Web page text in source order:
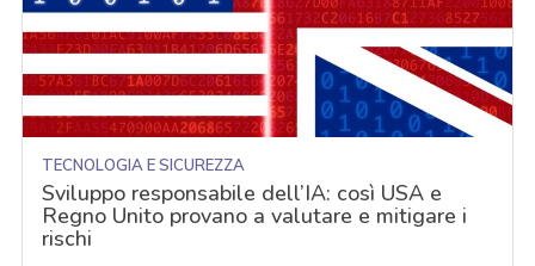
TECNOLOGIA E SICUREZZA
Sviluppo responsabile dell’IA: così USA e
Regno Unito provano a valutare e mitigare i
rischi